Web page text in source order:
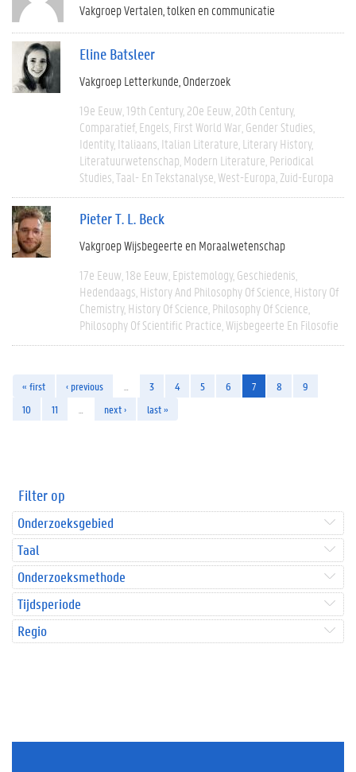
Vakgroep Vertalen, tolken en communicatie
Eline Batsleer
Vakgroep Letterkunde Onderzoek
19e Eeuw 19th Century 20e Eeuw 20th Century
Comparatief Engels First World War Gender Studies
Identity Italiaans Italian Literature Literary History
Literatuurwetenschap Modern Literature Periodical
Studies Taal- En Tekstanalyse West-Europa Zuid-Europa
Pieter T. L. Beck
Vakgroep Wijsbegeerte en Moraalwetenschap
17e Eeuw 18e Eeuw Epistemology Geschiedenis
Hedendaags History And Philosophy Of Science History Of
Chemistry History Of Science Philosophy Of Science
Philosophy Of Scientific Practice Wijsbegeerte En Filosofie
« first ‹ previous 3 4 5 6 7 8
9
10
11 next › last »
Filter op
Onderzoeksgebied
Taal
Onderzoeksmethode
Tijdsperiode
Regio